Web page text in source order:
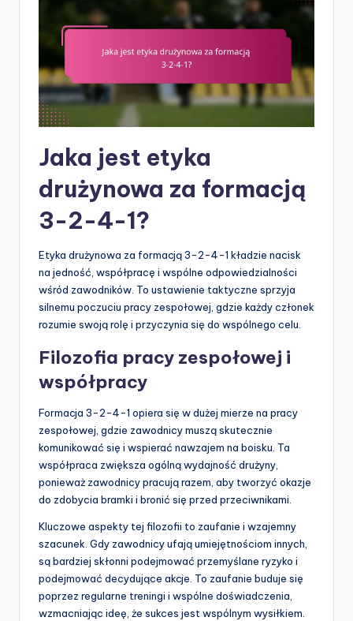
Jaka jest etyka
drużynowa za formacją
3-2-4-1?
Etyka drużynowa za formacją 3-2-4-1 kładzie nacisk
na jedność, współpracę i wspólne odpowiedzialności
wśród zawodników. To ustawienie taktyczne sprzyja
silnemu poczuciu pracy zespołowej, gdzie każdy członek
rozumie swoją rolę i przyczynia się do wspólnego celu.
Filozofia pracy zespołowej i
współpracy
Formacja 3-2-4-1 opiera się w dużej mierze na pracy
zespołowej, gdzie zawodnicy muszą skutecznie
komunikować się i wspierać nawzajem na boisku. Ta
współpraca zwiększa ogólną wydajność drużyny,
ponieważ zawodnicy pracują razem, aby tworzyć okazje
do zdobycia bramki i bronić się przed przeciwnikami.
Kluczowe aspekty tej filozofii to zaufanie i wzajemny
szacunek. Gdy zawodnicy ufają umiejętnościom innych,
są bardziej skłonni podejmować przemyślane ryzyko i
podejmować decydujące akcje. To zaufanie buduje się
poprzez regularne treningi i wspólne doświadczenia,
wzmacniając ideę, że sukces jest wspólnym wysiłkiem.